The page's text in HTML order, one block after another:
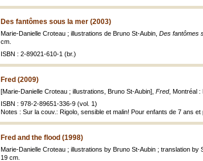
Des fantômes sous la mer (2003)
Marie-Danielle Croteau ; illustrations de Bruno St-Aubin, Des fantômes
cm.
ISBN : 2-89021-610-1 (br.)
Fred (2009)
[Marie-Danielle Croteau ; illustrations, Bruno St-Aubin], Fred, Montréal :
ISBN : 978-2-89651-336-9 (vol. 1)
Notes : Sur la couv.: Rigolo, sensible et malin! Pour enfants de 7 ans et
Fred and the flood (1998)
Marie-Danielle Croteau ; illustrations by Bruno St-Aubin ; translation by
19 cm.